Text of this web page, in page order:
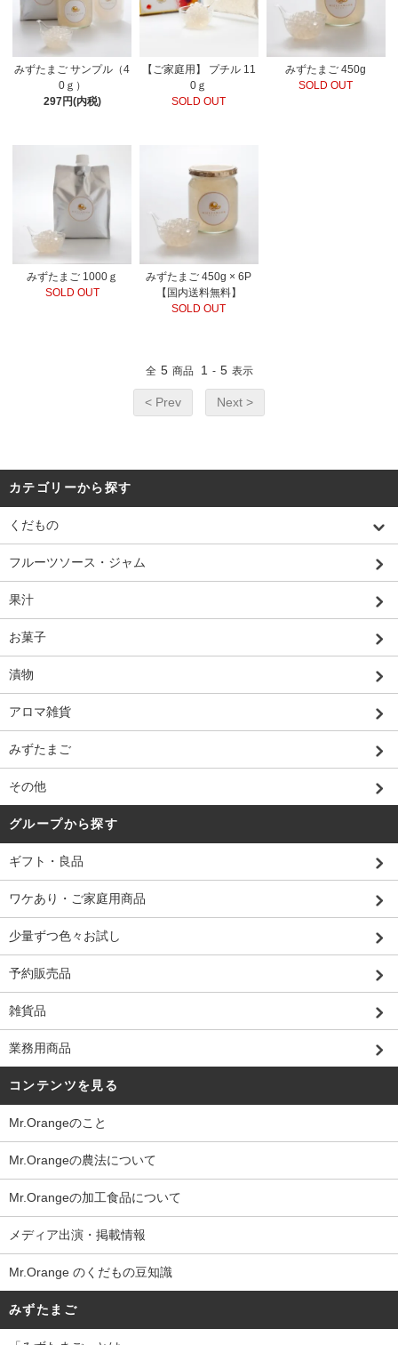
みずたまご サンプル（4
0ｇ）
297円(内税)
【ご家庭用】 プチル 11
0ｇ
SOLD OUT
みずたまご 450g
SOLD OUT
みずたまご 1000ｇ
SOLD OUT
みずたまご 450g × 6P
【国内送料無料】
SOLD OUT
全 5 商品 1 - 5 表示
< Prev Next >
カテゴリーから探す
くだもの
フルーツソース・ジャム
果汁
お菓子
漬物
アロマ雑貨
みずたまご
その他
グループから探す
ギフト・良品
ワケあり・ご家庭用商品
少量ずつ色々お試し
予約販売品
雑貨品
業務用商品
コンテンツを見る
Mr.Orangeのこと
Mr.Orangeの農法について
Mr.Orangeの加工食品について
メディア出演・掲載情報
Mr.Orange のくだもの豆知識
みずたまご